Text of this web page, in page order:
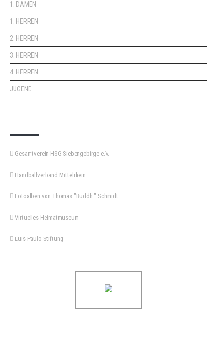
1. DAMEN
1. HERREN
2. HERREN
3. HERREN
4. HERREN
JUGEND
Gesamtverein HSG Siebengebirge e.V.
Handballverband Mittelrhein
Fotoalben von Thomas "Buddhi" Schmidt
Virtuelles Heimatmuseum
Luis Paulo Stiftung